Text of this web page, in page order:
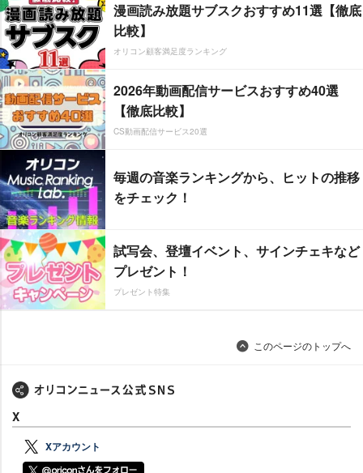
漫画読み放題サブスクおすすめ11選【徹底
比較】
オリコン顧客満足度ランキング
2026年動画配信サービスおすすめ40選
【徹底比較】
CS動画配信サービス20選
毎週の音楽ランキングから、ヒットの推移
をチェック！
試写会、登壇イベント、サインチェキなど
プレゼント！
プレゼント特集
このページのトップへ
X
Xアカウント